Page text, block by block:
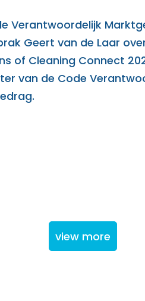
Verantwoordelijk
Geert van de Laar
of Cleaning Connect
van de Code
view more